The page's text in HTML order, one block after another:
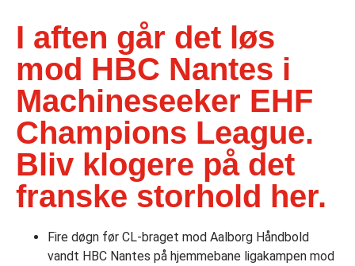
I aften går det løs
mod HBC Nantes i
Machineseeker EHF
Champions League.
Bliv klogere på det
franske storhold her.
Fire døgn før CL-braget mod Aalborg Håndbold
vandt HBC Nantes på hjemmebane ligakampen mod